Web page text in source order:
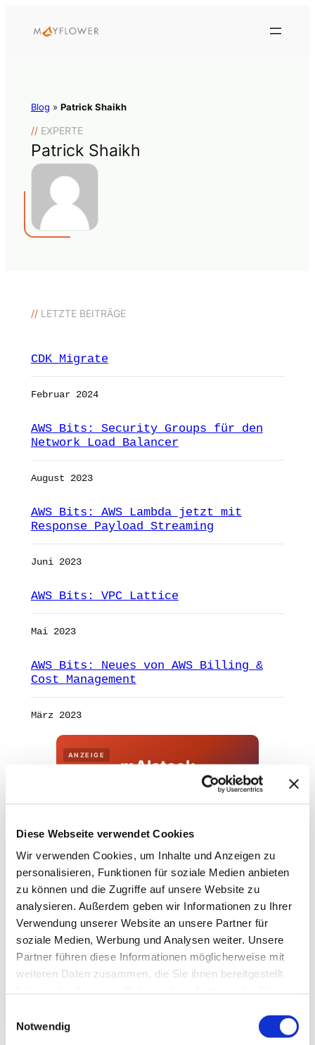
Diese Webseite verwendet Cookies
Wir verwenden Cookies, um Inhalte und Anzeigen zu
personalisieren, Funktionen für soziale Medien anbieten
zu können und die Zugriffe auf unsere Website zu
analysieren. Außerdem geben wir Informationen zu Ihrer
Verwendung unserer Website an unsere Partner für
soziale Medien, Werbung und Analysen weiter. Unsere
Partner führen diese Informationen möglicherweise mit
weiteren Daten zusammen, die Sie ihnen bereitgestellt
Notwendig
Blog » Patrick Shaikh
//EXPERTE
Patrick Shaikh
//LETZTE BEITRÄGE
CDK Migrate
Februar 2024
AWS Bits: Security Groups für den
Network Load Balancer
August 2023
AWS Bits: AWS Lambda jetzt mit
Response Payload Streaming
Juni 2023
AWS Bits: VPC Lattice
Mai 2023
AWS Bits: Neues von AWS Billing &
Cost Management
März 2023
ANZEIGE
mAIstack
produktiv.
inklusive.
Demo buchen →